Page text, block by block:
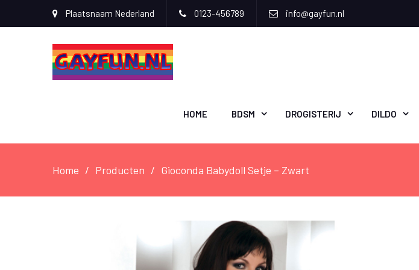
Plaatsnaam Nederland 0123-456789 info@gayfun.nl
HOME BDSM DROGISTERIJ DILDO
Home Producten Gioconda Babydoll Setje – Zwart